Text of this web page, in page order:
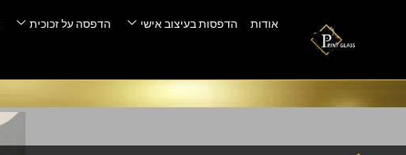
אודות הדפסות בעיצוב אישי הדפסה על זכוכית